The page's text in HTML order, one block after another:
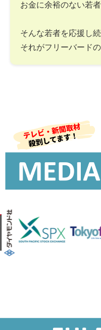
お金に余裕のない若
そんな若者を応援し続
それがフリーバード